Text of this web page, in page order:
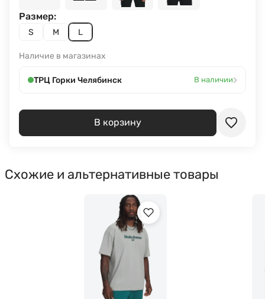
S M L
Размер:
Наличие в магазинах
ТРЦ Горки Челябинск В наличии›
В корзину
Схожие и альтернативные товары